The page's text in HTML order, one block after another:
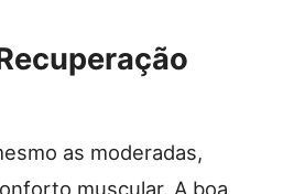
as moderadas,
muscular. A boa